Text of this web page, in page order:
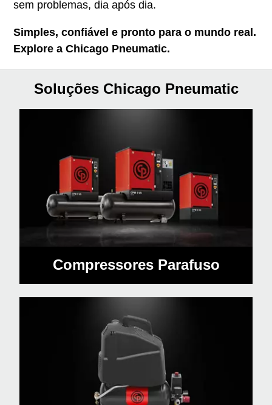
sem problemas, dia após dia.
Simples, confiável e pronto para o mundo real.
Explore a Chicago Pneumatic.
Soluções Chicago Pneumatic
Compressores Parafuso